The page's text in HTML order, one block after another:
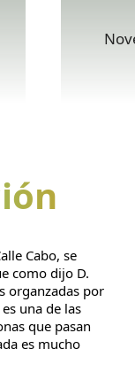
Cabo, se
como dijo D.
organzadas por
una de las
que pasan
es mucho